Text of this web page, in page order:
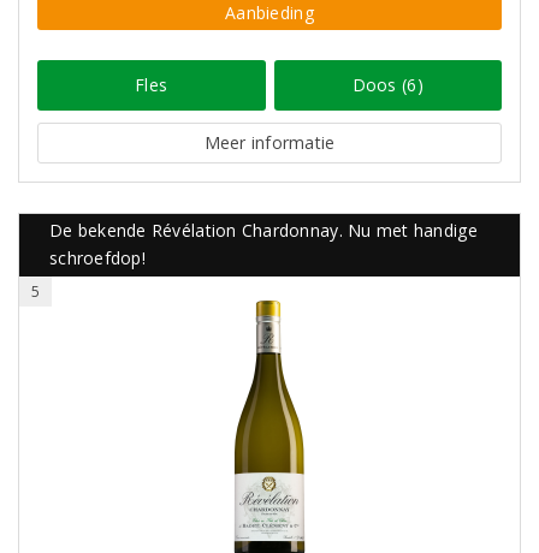
Aanbieding
Fles Doos (6)
Meer informatie
De bekende Révélation Chardonnay. Nu met handige
schroefdop!
5